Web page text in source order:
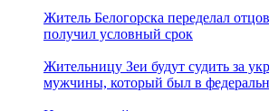
Житель Белогорска переделал
получил условный срок
Жительницу Зеи будут судить за
мужчины, который был в